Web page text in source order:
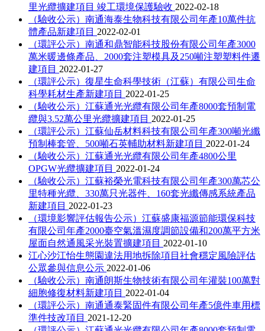
里光纜擴建項目 竣工環境保護驗收 2022-02-18
（驗收公示）南通海泰生物科技有限公司年產10萬件抗
體產品新建項目 2022-02-01
（環評公示）南通和鼎智能科技股份有限公司年產3000
萬米暖邊條產品、2000套注塑模具及250噸注塑塑料件遷
建項目 2022-01-27
（環評公示）復星生命科學技術（江蘇）有限公司生命
科學耗材生產新建項目 2022-01-25
（驗收公示）江蘇通光光纜有限公司年產8000套預制電
纜與3.52萬公里光纜擴建項目 2022-01-25
（環評公示）江蘇仙岳材料科技有限公司年產300噸光纖
預制棒套管、500噸石英輔助材料新建項目 2022-01-24
（驗收公示）江蘇通光光纜有限公司年產4800公里
OPGW光纜擴建項目 2022-01-24
（驗收公示）江蘇裕榮光電科技有限公司年產300萬芯公
里特種光纜、330萬只光器件、160套光纖傳感系統產品
新建項目 2022-01-23
（環境影響評估報告公示）江蘇盛康福源節能環保科技
有限公司年產2000臺空氣溫濕度調節設備和200萬平方米
屋面自然通風采光裝置擴建項目 2022-01-10
江心沙江怡生態園違法用地拆除項目社會穩定風險評估
公眾參與信息公示 2022-01-06
（驗收公示）南通朗斯生物技術有限公司年灌裝100萬對
細胞修復材料新建項目 2022-01-04
（環評公示）南通通泰緊固件有限公司年產5億件車用標
準件技改項目 2021-12-20